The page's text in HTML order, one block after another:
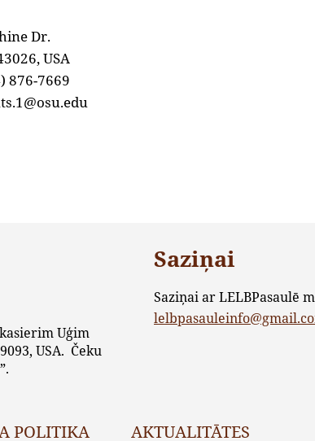
Dr.
USA
876-7669
Uģim
USA. Čeku
Saziņai
Saziņai ar LELBPasaulē
POLITIKA AKTUALITĀTES